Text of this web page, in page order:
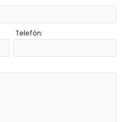
Telefón: